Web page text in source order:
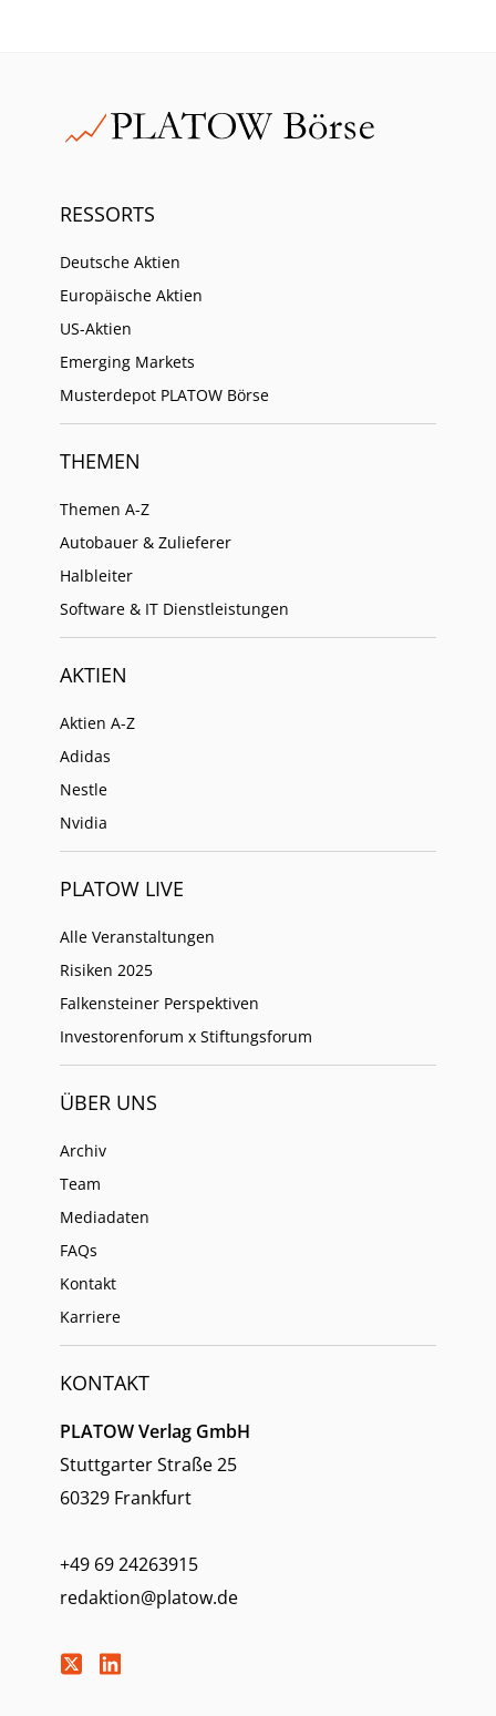
RESSORTS
Deutsche Aktien
Europäische Aktien
US-Aktien
Emerging Markets
Musterdepot PLATOW Börse
THEMEN
Themen A-Z
Autobauer & Zulieferer
Halbleiter
Software & IT Dienstleistungen
AKTIEN
Aktien A-Z
Adidas
Nestle
Nvidia
PLATOW LIVE
Alle Veranstaltungen
Risiken 2025
Falkensteiner Perspektiven
Investorenforum x Stiftungsforum
ÜBER UNS
Archiv
Team
Mediadaten
FAQs
Kontakt
Karriere
KONTAKT
PLATOW Verlag GmbH
Stuttgarter Straße 25
60329 Frankfurt
+49 69 24263915
redaktion@platow.de